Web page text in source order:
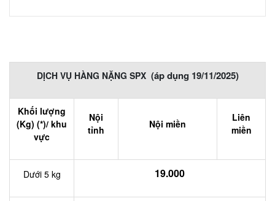
DỊCH VỤ HÀNG NẶNG SPX (áp dụng 19/11/2025)
Khối lượng
(Kg) (*)/ khu
vực
Nội
tỉnh
Nội miền
Liên
miền
Dưới 5 kg 19.000